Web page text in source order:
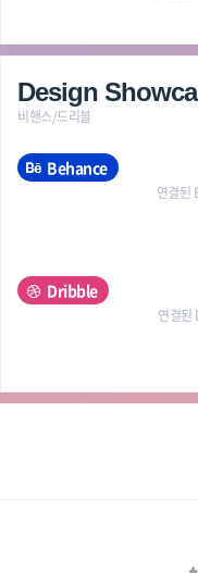
Design
비핸스/드리블
Behance
연결된
Dribble
연결된